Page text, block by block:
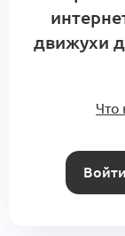
движухи
Что
Войти